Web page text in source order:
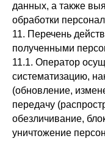
данных, а также
обработки
11. Перечень
полученными
11.1. Оператор
систематизацию,
(обновление,
передачу
обезличивание,
уничтожение